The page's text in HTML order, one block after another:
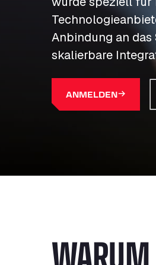
Anbindung an das
skalierbare
ANMELDEN